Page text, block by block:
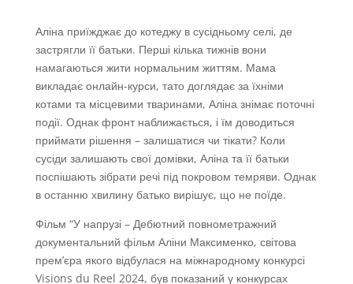
Аліна приїжджає до котеджу в сусідньому селі, де
застрягли її батьки. Перші кілька тижнів вони
намагаються жити нормальним життям. Мама
викладає онлайн-курси, тато доглядає за їхніми
котами та місцевими тваринами, Аліна знімає поточні
події. Однак фронт наближається, і їм доводиться
приймати рішення – залишатися чи тікати? Коли
сусіди залишають свої домівки, Аліна та її батьки
поспішають зібрати речі під покровом темряви. Однак
в останню хвилину батько вирішує, що не поїде.
Фільм “У напрузі – Дебютний повнометражний
документальний фільм Аліни Максименко, світова
прем’єра якого відбулася на міжнародному конкурсі
Visions du Reel 2024, був показаний у конкурсах